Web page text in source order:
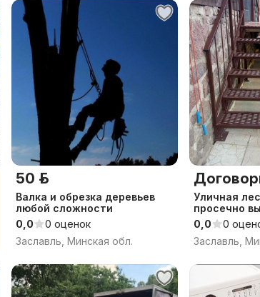
50 р.
Валка и обрезка деревьев
любой сложности
0,0
0 оценок
Заславль, Минская обл.
Уличная
просечно
0,0
0
Заславль,